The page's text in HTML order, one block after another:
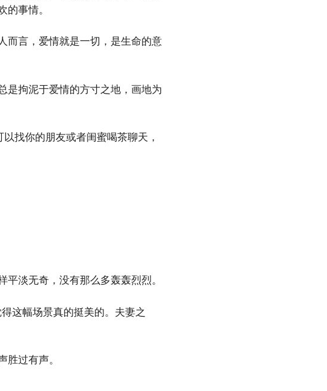
事情。
而言，爱情就是一切，是生命的意
是拘泥于爱情的方寸之地，画地为
找你的朋友或者闺蜜喝茶聊天，
淡无奇，没有那么多轰轰烈烈。
这幅场景真的挺美的。夫妻之
过有声。